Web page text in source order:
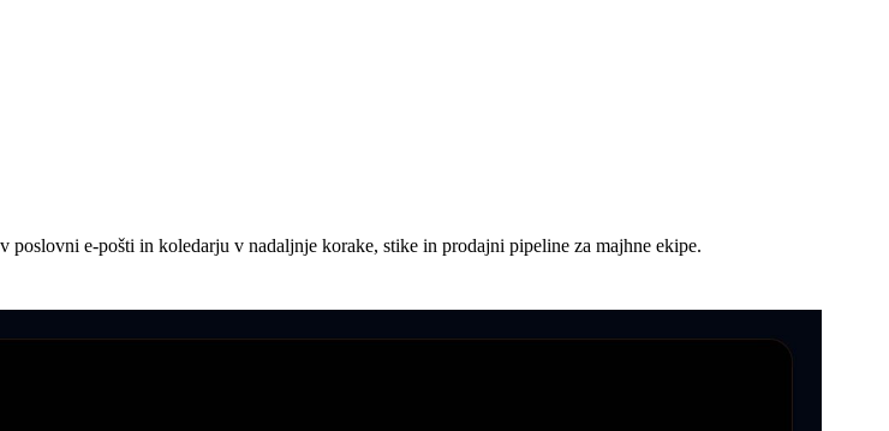
e-pošti in koledarju v nadaljnje korake, stike in prodajni pipeline za majhne ekipe.